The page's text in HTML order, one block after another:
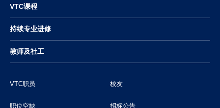
VTC课程
持续专业进修
教师及社工
VTC职员 校友
职位空缺 招标公告